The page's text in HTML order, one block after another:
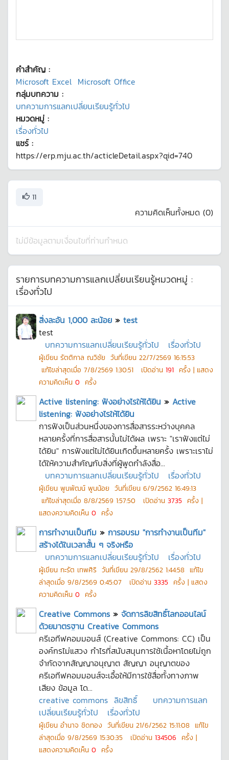
คำสำคัญ :
Microsoft Excel Microsoft Office
กลุ่มบทความ :
บทความการแลกเปลี่ยนเรียนรู้ทั่วไป
หมวดหมู่ :
เรื่องทั่วไป
แชร์ :
https://erp.mju.ac.th/acticleDetail.aspx?qid=740
11
ความคิดเห็นทั้งหมด (0)
ไม่มีข้อมูลตามเงื่อนไขที่ท่านกำหนด
รายการบทความการแลกเปลี่ยนเรียนรู้หมวดหมู่ :
เรื่องทั่วไป
สิ่งละอัน 1,000 ละน้อย » test
test
บทความการแลกเปลี่ยนเรียนรู้ทั่วไป
เรื่องทั่วไป
ผู้เขียน รัตติกาล ณวิชัย วันที่เขียน 22/7/2569 16:15:53
แก้ไขล่าสุดเมื่อ 7/8/2569 1:30:51 เปิดอ่าน 191 ครั้ง | แสดง
ความคิดเห็น 0 ครั้ง
Active listening: ฟังอย่างไรให้ได้ยิน » Active
listening: ฟังอย่างไรให้ได้ยิน
การฟังเป็นส่วนหนึ่งของการสื่อสารระหว่างบุคคล
หลายครั้งที่การสื่อสารนั้นไม่ได้ผล เพราะ "เราฟังแต่ไม่
ได้ยิน" การฟังแต่ไม่ได้ยินเกิดขึ้นหลายครั้ง เพราะเราไม่
ได้ให้ความสำคัญกับสิ่งที่ผู้พูดกำลังสื่อ...
บทความการแลกเปลี่ยนเรียนรู้ทั่วไป
เรื่องทั่วไป
ผู้เขียน พูนพัฒน์ พูนน้อย วันที่เขียน 6/9/2562 16:49:13
แก้ไขล่าสุดเมื่อ 8/8/2569 1:57:50 เปิดอ่าน 3735 ครั้ง |
แสดงความคิดเห็น 0 ครั้ง
การทำงานเป็นทีม » การอบรม "การทำงานเป็นทีม"
สร้างได้ในเวลาสั้น ๆ จริงหรือ
บทความการแลกเปลี่ยนเรียนรู้ทั่วไป
เรื่องทั่วไป
ผู้เขียน กะรัต เทพศิริ วันที่เขียน 29/8/2562 1:44:58 แก้ไข
ล่าสุดเมื่อ 9/8/2569 0:45:07 เปิดอ่าน 3335 ครั้ง | แสดง
ความคิดเห็น 0 ครั้ง
Creative Commons» จัดการลิขสิทธิ์โลกออนไลน์
ด้วยมาตรฐาน Creative Commons
ครีเอทีฟคอมมอนส์ (Creative Commons: CC) เป็น
องค์กรไม่แสวง กำไรที่สนับสนุนการใช้เนื้อหาโดยไม่ถูก
จำกัดจากสัญญาอนุญาต สัญญา อนุญาตของ
ครีเอทีฟคอมมอนส์จะเอื้อให้มีการใช้สื่อทั้งทางภาพ
เสียง ข้อมูล โด...
creative commons ลิขสิทธิ์
บทความการแลก
เปลี่ยนเรียนรู้ทั่วไป
เรื่องทั่วไป
ผู้เขียน อำนาจ ชิดทอง วันที่เขียน 21/6/2562 15:11:08 แก้ไข
ล่าสุดเมื่อ 9/8/2569 15:30:35 เปิดอ่าน 134506 ครั้ง |
แสดงความคิดเห็น 0 ครั้ง